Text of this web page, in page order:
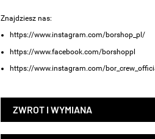
Znajdziesz nas:
https://www.instagram.com/borshop_pl/
https://www.facebook.com/borshoppl
https://www.instagram.com/
ZWROT I WYMIANA